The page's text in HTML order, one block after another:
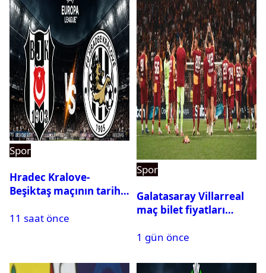
Spor
Hradec Kralove-
Beşiktaş maçının tarihi
11 saat önce
Spor
Galatasaray Villarreal
maç bilet fiyatları
1 gün önce